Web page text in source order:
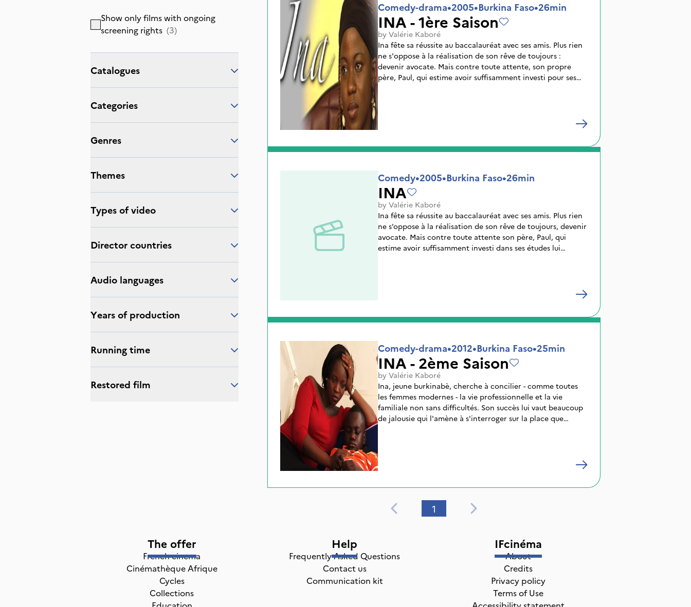
Show only films with ongoing
screening rights (3)
Catalogues
Categories
Genres
Themes
Types of video
Director countries
Audio languages
Years of production
Running time
Restored film
Comedy-drama•2005•Burkina Faso•26min
INA - 1ère Saison
by Valérie Kaboré
Ina fête sa réussite au baccalauréat avec ses amis. Plus rien
ne s'oppose à la réalisation de son rêve de toujours :
devenir avocate. Mais contre toute attente, son propre
père, Paul, qui estime avoir suffisamment investi pour ses
études, lui ordonne d'arrêter et de chercher du travail. Ina
sur sa décision. Qui du père ou de la fille lâchera prise ?
Comedy•2005•Burkina Faso•26min
INA
by Valérie Kaboré
Ina fête sa réussite au baccalauréat avec ses amis. Plus rien
ne s’oppose à la réalisation de son rêve de toujours, devenir
avocate. Mais contre toute attente son père, Paul, qui
estime avoir suffisamment investi dans ses études lui
Comedy-drama•2012•Burkina Faso•25min
INA - 2ème Saison
by Valérie Kaboré
Ina, jeune burkinabè, cherche à concilier - comme toutes
les femmes modernes - la vie professionnelle et la vie
familiale non sans difficultés. Son succès lui vaut beaucoup
de jalousie qui l'amène à s'interroger sur la place que
fronts. Fortement investie dans son travail, elle n'hésite
jamais à défendre les causes de la veuve et de l'orphelin. De
Jeanne Zoumé qui risque la prison à perpétuité pour avoir
occupait et qu'il a vendu, en passant par Rachida une
fillette de 11 ans, victime de viol, Ina est sur tous les fronts
célèbre série TV se compose de 40 épisodes de 26 minutes.
1
The offer
French cinema
Cinémathèque Afrique
Cycles
Collections
Help
Frequently Asked Questions
Contact us
Communication kit
IFcinéma
About
Credits
Privacy policy
Terms of Use